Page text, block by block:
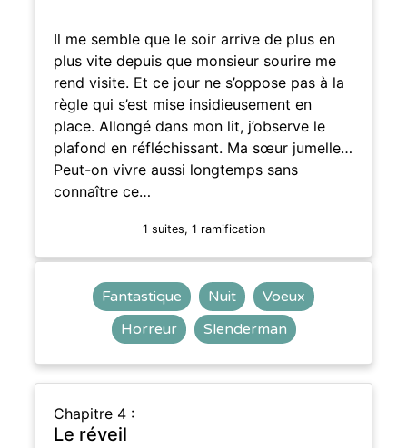
Il me semble que le soir arrive de plus en
plus vite depuis que monsieur sourire me
rend visite. Et ce jour ne s’oppose pas à la
règle qui s’est mise insidieusement en
place. Allongé dans mon lit, j’observe le
plafond en réfléchissant. Ma sœur jumelle…
Peut-on vivre aussi longtemps sans
connaître ce…
1 suites, 1 ramification
Fantastique Nuit
Voeux
Horreur
Slenderman
Chapitre 4 :
Le réveil